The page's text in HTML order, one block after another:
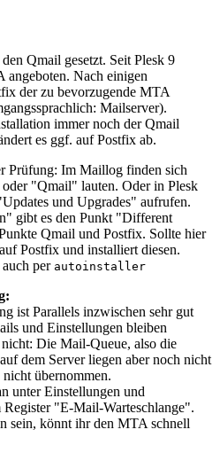
Qmail gesetzt. Seit Plesk 9
Nach einigen
der zu bevorzugende MTA
Mailserver).
immer noch der Qmail
es ggf. auf Postfix ab.
Prüfung: Im Maillog finden sich
"Qmail" lauten. Oder in Plesk
und Upgrades" aufrufen.
gibt es den Punkt "Different
Qmail und Postfix. Sollte hier
Postfix und installiert diesen.
per autoinstaller
ist Parallels inzwischen sehr gut
und Einstellungen bleiben
Die Mail-Queue, also die
dem Server liegen aber noch nicht
übernommen.
unter Einstellungen und
"E-Mail-Warteschlange".
sein, könnt ihr den MTA schnell